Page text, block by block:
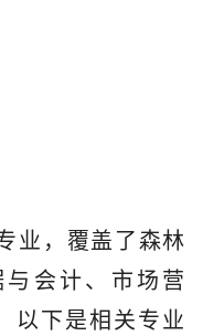
业，覆盖了森林
会计、市场营
以下是相关专业